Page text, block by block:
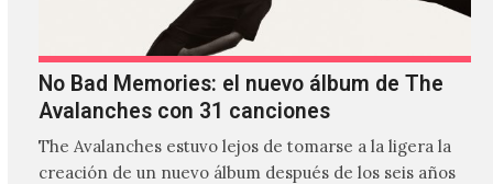
No Bad Memories: el nuevo álbum de The
Avalanches con 31 canciones
The Avalanches estuvo lejos de tomarse a la ligera la
creación de un nuevo álbum después de los seis años